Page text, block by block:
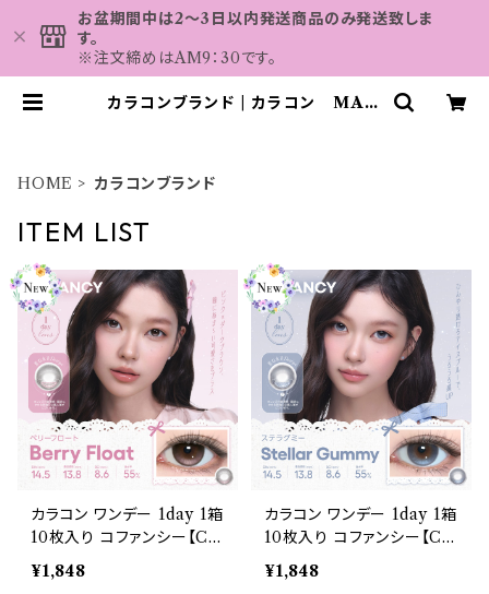
お盆期間中は2～3日以内発送商品のみ発送致しま
す。
※注文締めはAM9：30です。
カラコンブランド | カラコン MAH
HOME カラコンブランド
ITEM LIST
カラコン ワンデー 1day 1箱
10枚入り コファンシー【CO
LOR：ベリーフロート】 度
あり 度なし 14.5mm CoF
¥1,848
カラコン ワンデー 1day 1箱
10枚入り コファンシー【CO
LOR：ステラグミー】 度あり
度なし 14.5mm CoFANC
¥1,848